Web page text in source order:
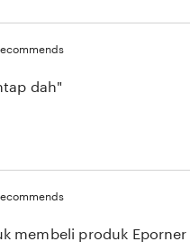
dah"
membeli produk Eporner